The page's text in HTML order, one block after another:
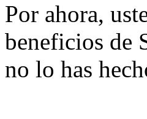
Por ahora,
beneficios de
no lo has